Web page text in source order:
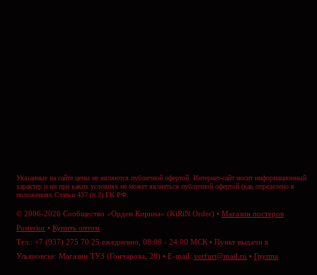
Указанные на сайте цены не являются публичной офертой. Интернет-сайт носит информационный
характер и ни при каких условиях не может являеться публичной офертой (как определено в
положениях Статьи 437 (п.2) ГК РФ.
© 2006-2026 Сообщество «Орден Кирина» (KiRiN Order) • Магазин постеров
Posterior • Купить оптом
Тел.: +7 (937) 275 70 25 ежедневно, 08:00 - 24:00 МСК • Пункт выдачи в
Ульяновске: Магазин ТУЗ (Гончарова, 28) • E-mail: verfurt@mail.ru • Группа